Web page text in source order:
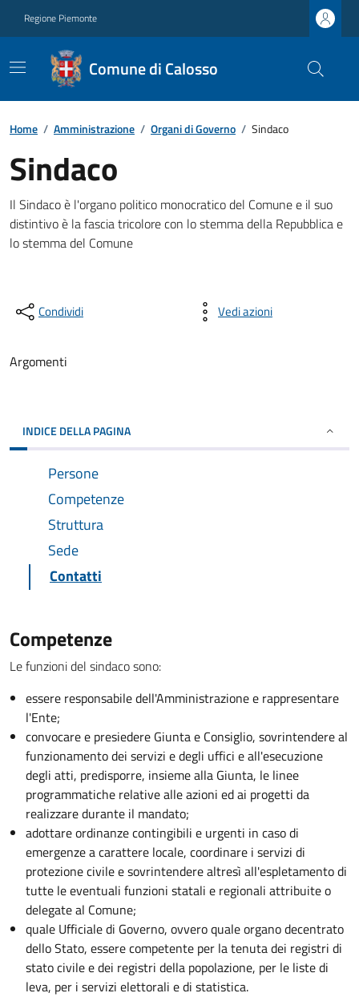
Regione Piemonte
Comune di Calosso
Home / Amministrazione / Organi di Governo / Sindaco
Sindaco
Il Sindaco è l'organo politico monocratico del Comune e il suo
distintivo è la fascia tricolore con lo stemma della Repubblica e
lo stemma del Comune
Condividi Vedi azioni
Argomenti
INDICE DELLA PAGINA
Persone
Competenze
Struttura
Sede
Contatti
Competenze
Le funzioni del sindaco sono:
essere responsabile dell'Amministrazione e rappresentare
l'Ente;
convocare e presiedere Giunta e Consiglio, sovrintendere al
funzionamento dei servizi e degli uffici e all'esecuzione
degli atti, predisporre, insieme alla Giunta, le linee
programmatiche relative alle azioni ed ai progetti da
realizzare durante il mandato;
adottare ordinanze contingibili e urgenti in caso di
emergenze a carattere locale, coordinare i servizi di
protezione civile e sovrintendere altresì all'espletamento di
tutte le eventuali funzioni statali e regionali attribuite o
delegate al Comune;
quale Ufficiale di Governo, ovvero quale organo decentrato
dello Stato, essere competente per la tenuta dei registri di
stato civile e dei registri della popolazione, per le liste di
leva, per i servizi elettorali e di statistica.